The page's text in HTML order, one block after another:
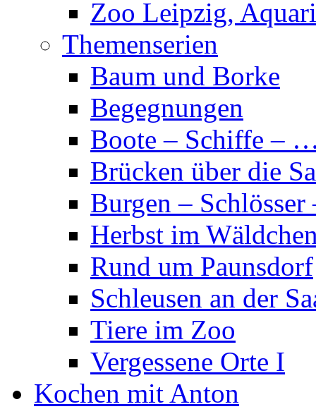
Zoo Leipzig,
Themenserien
Baum und Borke
Begegnungen
Boote – Schiffe –
Brücken über die
Burgen –
Herbst im
Rund um Paunsdorf
Schleusen an der
Tiere im Zoo
Vergessene Orte I
Kochen mit Anton